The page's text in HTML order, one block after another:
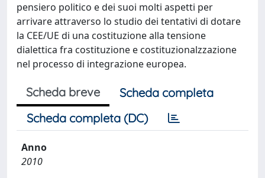
pensiero politico e dei suoi molti aspetti per
arrivare attraverso lo studio dei tentativi di dotare
la CEE/UE di una costituzione alla tensione
dialettica fra costituzione e costituzionalzzazione
nel processo di integrazione europea.
Scheda breve
Scheda completa
Scheda completa (DC)
Anno
2010